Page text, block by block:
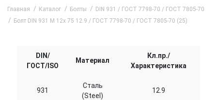
Главная Каталог Болты
DIN 931 / ГОСТ 7798-70 / ГОСТ 7805-70
Болт DIN 931 M 12x 75 12.9 / ГОСТ 7798-70 / ГОСТ 7805-70 (25)
DIN/
ГОСТ/ISO
Материал
Кл.пр./
Характеристика
931
Сталь
(Steel)
12.9